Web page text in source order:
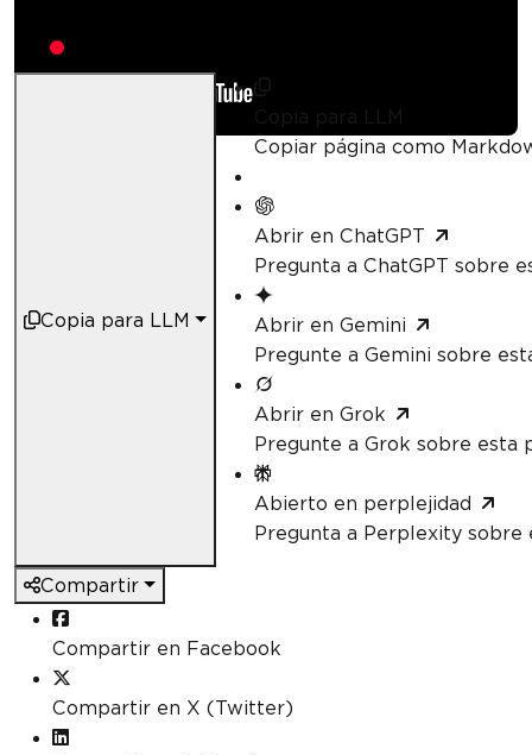
Copia para LLM
Copia para LLM
Copiar página como
Abrir en ChatGPT
Pregunta a ChatGPT sobre
Abrir en Gemini
Pregunte a Gemini sobre
Abrir en Grok
Pregunte a Grok sobre esta
Abierto en perplejidad
Pregunta a Perplexity sobre
Compartir
Compartir en Facebook
Compartir en X (Twitter)